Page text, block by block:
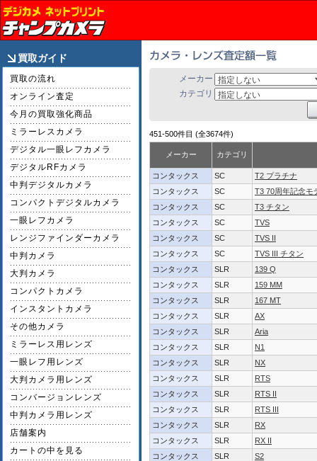
買取ガイド
買取の流れ
オンライン査定
今月の買取強化商品
ミラーレスカメラ
デジタル一眼レフカメラ
デジタルRFカメラ
中判デジタルカメラ
コンパクトデジタルカメラ
一眼レフカメラ
レンジファインダーカメラ
中判カメラ
大判カメラ
コンパクトカメラ
インスタントカメラ
その他カメラ
ミラーレス用レンズ
一眼レフ用レンズ
大判カメラ用レンズ
コンバージョンレンズ
中判カメラ用レンズ
店舗案内
カートの中を見る
メーカー
カテゴリ
451-500件目 (全3674件)
メーカー カテゴリ
コンタックス SC
T2 プラチナ
コンタックス
SC
T3 70周年記念モ
コンタックス
SC
T3 チタン
コンタックス
SC
TVS
コンタックス
SC
TVS II
コンタックス
SC
TVS III チタン
コンタックス
SLR
139 Q
コンタックス
SLR
159 MM
コンタックス
SLR
167 MT
コンタックス
SLR
AX
コンタックス
SLR
Aria
コンタックス
SLR
N1
コンタックス
SLR
NX
コンタックス
SLR
RTS
コンタックス
SLR
RTS II
コンタックス
SLR
RTS III
コンタックス
SLR
RX
コンタックス
SLR
RX II
コンタックス
SLR
S2